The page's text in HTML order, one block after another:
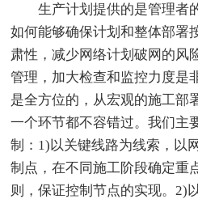
生产计划提供的是管理者
如何能够确保计划和整体部署
肃性，减少网络计划破网的风
管理，加大检查和监控力度是
是全方位的，从宏观的施工部
一个环节都不容错过。我们主
制：1)以关键线路为线索，以
制点，在不同施工阶段确定重
则，保证控制节点的实现。2)